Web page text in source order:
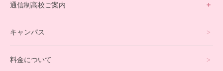
通信制高校ご案内
オンラインコース
キャンパス
料金について